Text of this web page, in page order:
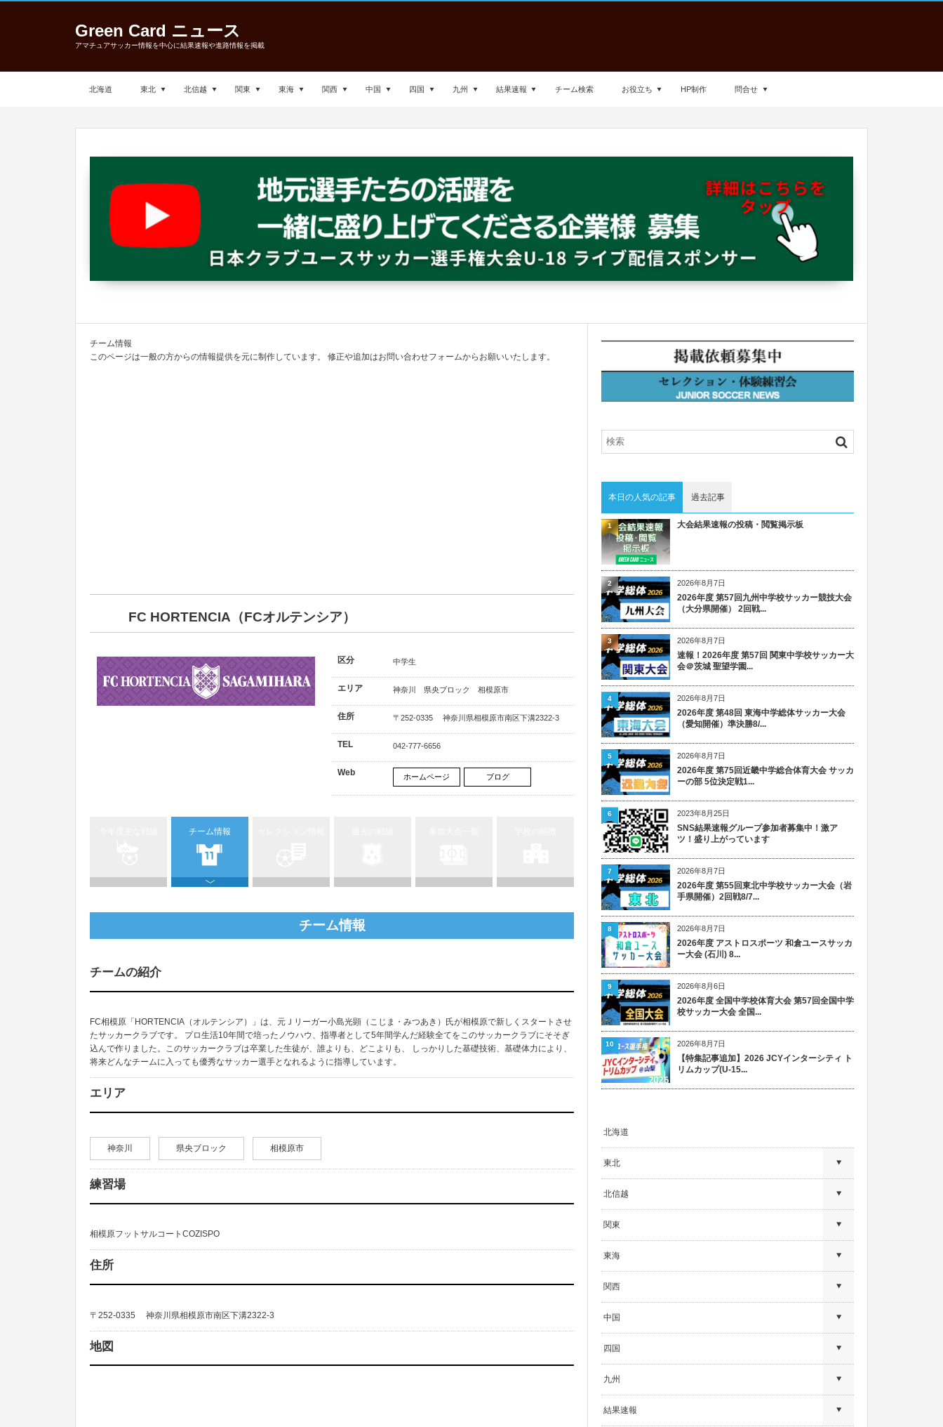
Green Card ニュース
アマチュアサッカー情報を中心に結果速報や進路情報を掲載
北海道 東北 北信越 関東 東海 関西 中国 四国 九州 結果速報 チーム検索 お役立ち HP制作 問合せ
チーム情報
このページは一般の方からの情報提供を元に制作しています。 修正や追加はお問い合わせフォームからお願いいたします。
FC HORTENCIA（FCオルテンシア）
区分 中学生
エリア 神奈川 県央ブロック 相模原市
住所 〒252-0335 神奈川県相模原市南区下溝2322-3
TEL 042-777-6656
Web ホームページ ブログ
チーム情報
チーム情報
チームの紹介
FC相模原「HORTENCIA（オルテンシア）」は、元Ｊリーガー小島光顕（こじま・みつあき）氏が相模原で新しくスタートさせ
たサッカークラブです。 プロ生活10年間で培ったノウハウ、指導者として5年間学んだ経験全てをこのサッカークラブにそそぎ
込んで作りました。このサッカークラブは卒業した生徒が、誰よりも、どこよりも、 しっかりした基礎技術、基礎体力により、
将来どんなチームに入っても優秀なサッカー選手となれるように指導しています。
エリア
神奈川 県央ブロック 相模原市
練習場
相模原フットサルコートCOZISPO
住所
〒252-0335 神奈川県相模原市南区下溝2322-3
地図
本日の人気の記事 過去記事
大会結果速報の投稿・閲覧掲示板
1
2026年8月7日
2026年度 第57回九州中学校サッカー競技大会
（大分県開催） 2回戦...
2
2026年8月7日
速報！2026年度 第57回 関東中学校サッカー大
会＠茨城 聖望学園...
3
2026年8月7日
2026年度 第48回 東海中学総体サッカー大会
（愛知開催）準決勝8/...
4
2026年8月7日
2026年度 第75回近畿中学総合体育大会 サッカ
ーの部 5位決定戦1...
5
2023年8月25日
SNS結果速報グループ参加者募集中！激ア
ツ！盛り上がっています
6
2026年8月7日
2026年度 第55回東北中学校サッカー大会（岩
手県開催）2回戦8/7...
7
2026年8月7日
2026年度 アストロスポーツ 和倉ユースサッカ
ー大会 (石川) 8...
8
2026年8月6日
2026年度 全国中学校体育大会 第57回全国中学
校サッカー大会 全国...
9
2026年8月7日
【特集記事追加】2026 JCYインターシティ ト
リムカップ(U-15...
10
北海道
東北
北信越
関東
東海
関西
中国
四国
九州
結果速報